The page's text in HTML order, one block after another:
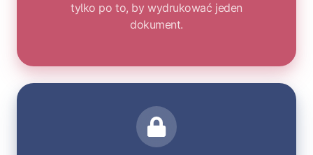
tylko po to, by wydrukować jeden
dokument.